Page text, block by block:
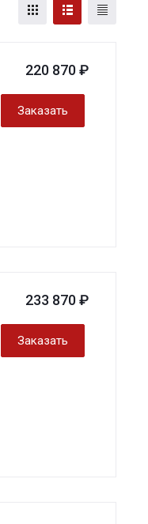
220 870 ₽
Заказать
233 870 ₽
Заказать